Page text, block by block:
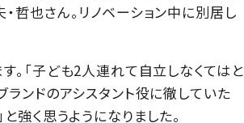
哲也さん。リノベーション中に別居し
。「子ども2人連れて自立しなくてはと
ンドのアシスタント役に徹していた
強く思うようになりました。